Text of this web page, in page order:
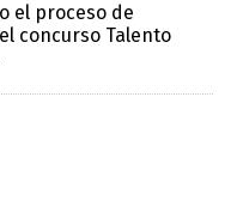
el proceso de
concurso Talento